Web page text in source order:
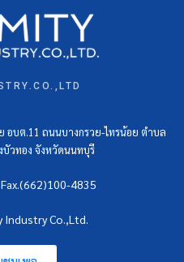
อบต.11 ถนนบางกรวย-ไทรน้อย ตำบล
บัวทอง จังหวัดนนทบุรี
4835
Industry Co.,Ltd.